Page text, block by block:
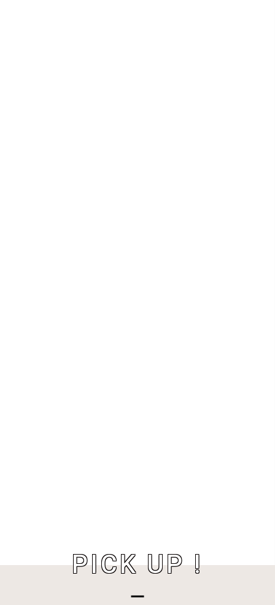
PICK UP !